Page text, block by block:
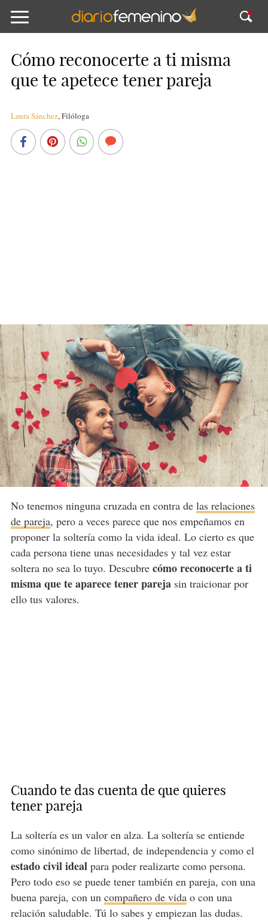
Cómo reconocerte a ti misma
que te apetece tener pareja
Laura Sánchez,Filóloga
No tenemos ninguna cruzada en contra de las relaciones
de pareja, pero a veces parece que nos empeñamos en
proponer la soltería como la vida ideal. Lo cierto es que
cada persona tiene unas necesidades y tal vez estar
soltera no sea lo tuyo. Descubre cómo reconocerte a ti
misma que te aparece tener parejasin traicionar por
ello tus valores.
Cuando te das cuenta de que quieres
tener pareja
La soltería es un valor en alza. La soltería se entiende
como sinónimo de libertad, de independencia y como el
estado civil idealpara poder realizarte como persona.
Pero todo eso se puede tener también en pareja, con una
buena pareja, con un compañero de vidao con una
relación saludable. Tú lo sabes y empiezan las dudas.